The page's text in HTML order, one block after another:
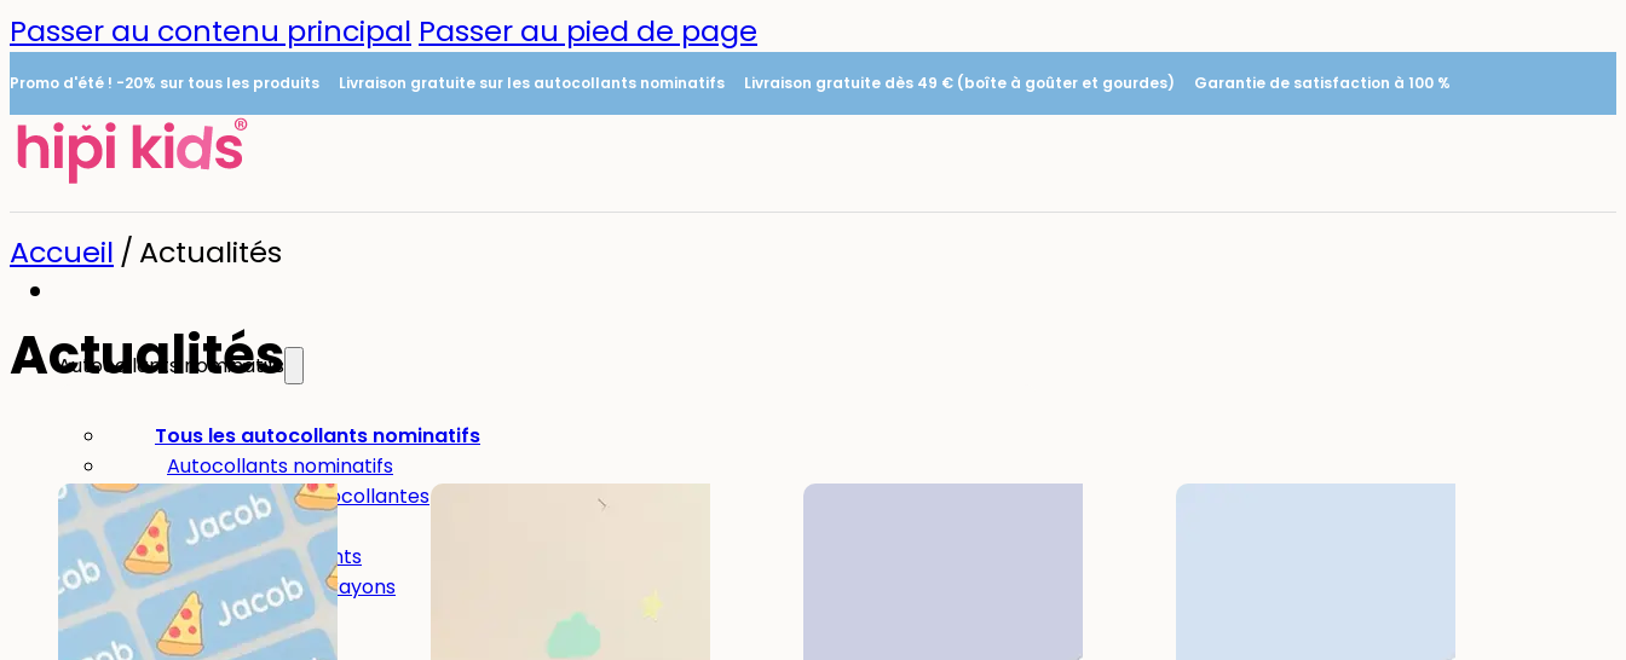
Passer au contenu principal Passer au pied de page
Promo d'été ! -20% sur tous les produits Livraison gratuite sur les autocollants nominatifs Livraison gratuite dès 49 € (boîte à goûter et gourdes) Garantie de satisfaction à 100 %
Autocollants nominatifs
Tous les autocollants nominatifs
Autocollants nominatifs
Étiquettes thermocollantes
Mini-autocollants
Grands autocollants
Étiquettes pour crayons
Accueil / Actualités
Actualités